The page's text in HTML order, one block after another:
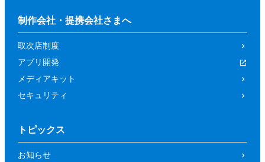
暴力団、反政府組織その他の反社会的組
織であるか、若しくはそれらの構成員又
未成年者、成年被後見人、被保佐人又は
被補助人のいずれかであって、本規約に
て、法定代理人、後見人､保佐人又は補
制作会社・提携会社さまへ
取次店制度
アプリ開発
メディアキット
セキュリティ
トピックス
お知らせ